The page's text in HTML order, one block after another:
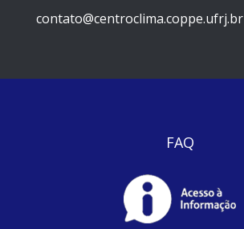
contato@centroclima.coppe.ufrj.br
FAQ